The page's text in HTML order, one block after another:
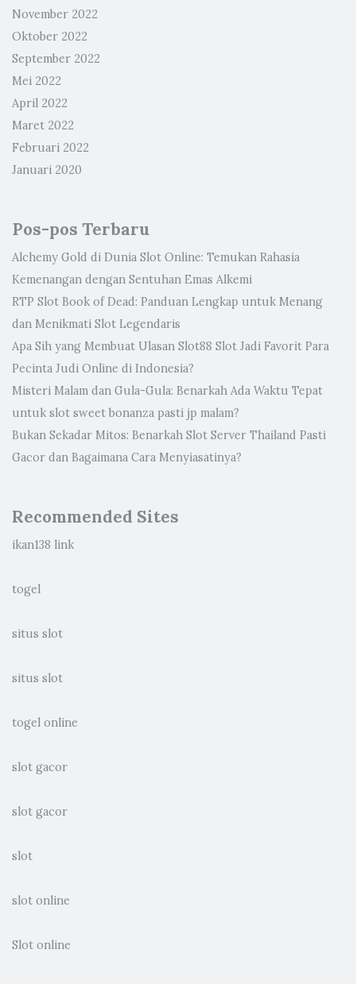
November 2022
Oktober 2022
September 2022
Mei 2022
April 2022
Maret 2022
Februari 2022
Januari 2020
Pos-pos Terbaru
Alchemy Gold di Dunia Slot Online: Temukan Rahasia
Kemenangan dengan Sentuhan Emas Alkemi
RTP Slot Book of Dead: Panduan Lengkap untuk Menang
dan Menikmati Slot Legendaris
Apa Sih yang Membuat Ulasan Slot88 Slot Jadi Favorit Para
Pecinta Judi Online di Indonesia?
Misteri Malam dan Gula-Gula: Benarkah Ada Waktu Tepat
untuk slot sweet bonanza pasti jp malam?
Bukan Sekadar Mitos: Benarkah Slot Server Thailand Pasti
Gacor dan Bagaimana Cara Menyiasatinya?
Recommended Sites
ikan138 link
togel
situs slot
situs slot
togel online
slot gacor
slot gacor
slot
slot online
Slot online